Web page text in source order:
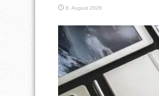
6. August 2026